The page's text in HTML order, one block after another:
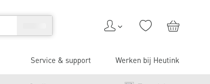
Service & support Werken bij Heutink